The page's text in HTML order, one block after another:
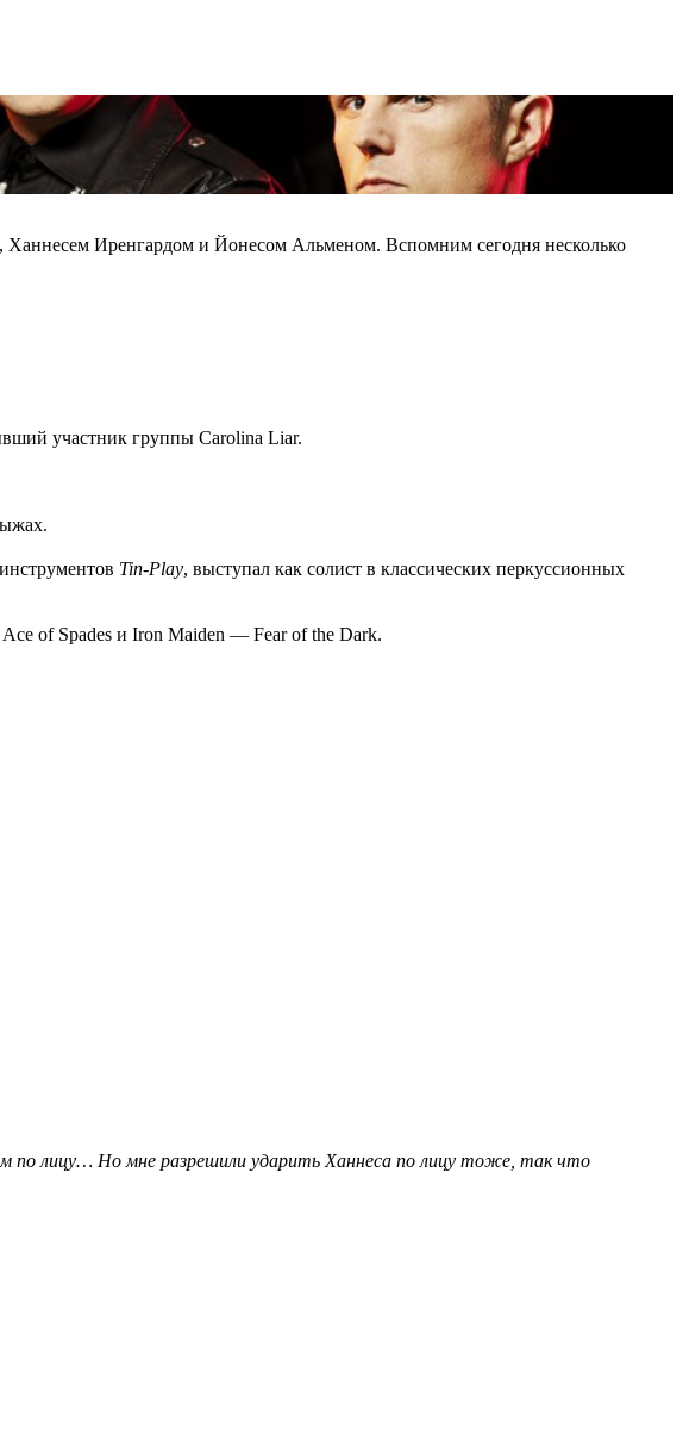
Иренгардом и Йонесом Альменом. Вспомним сегодня несколько
участник группы Carolina Liar.
Tin-Play, выступал как солист в классических перкуссионных
of Spades и Iron Maiden — Fear of the Dark.
по лицу… Но мне разрешили ударить Ханнеса по лицу тоже, так что